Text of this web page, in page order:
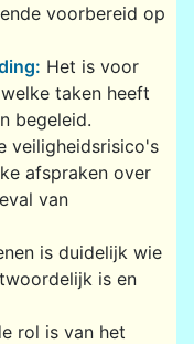
voorbereid op
Het is voor
taken heeft
begeleid.
veiligheidsrisico's
afspraken over
van
is duidelijk wie
is en
rol is van het